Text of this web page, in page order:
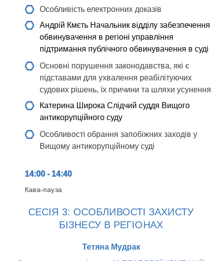
Особливість електронних доказів
Андрій Кмєть Начальник відділу забезпечення
обвинувачення в регіоні управління
підтримання публічного обвинувачення в суді
Основні порушення законодавства, які є
підставами для ухвалення реабілітуючих
судових рішень, їх причини та шляхи усунення
Катерина Широка Слідчий суддя Вищого
антикорупційного суду
Особливості обрання запобіжних заходів у
Вищому антикорупційному суді
14:00 - 14:40
Кава-пауза
СЕСІЯ 3: ОСОБЛИВОСТІ ЗАХИСТУ
БІЗНЕСУ В РЕГІОНАХ
Тетяна Мудрак